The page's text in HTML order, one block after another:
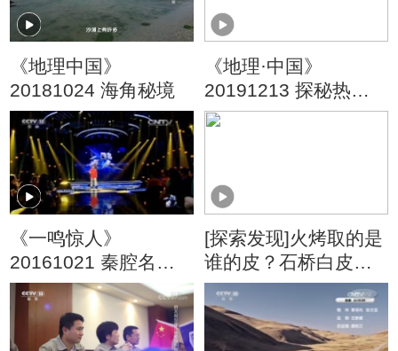
《地理中国》
20181024 海角秘境
《地理·中国》
20191213 探秘热带
雨林5
《一鸣惊人》
20161021 秦腔名家
名票组团战
[探索发现]火烤取的是
谁的皮？石桥白皮纸
可储存千年之久